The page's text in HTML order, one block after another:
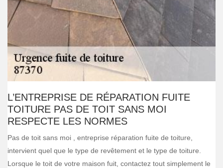
L’ENTREPRISE DE RÉPARATION FUITE
TOITURE PAS DE TOIT SANS MOI
RESPECTE LES NORMES
Pas de toit sans moi , entreprise réparation fuite de toiture,
intervient quel que le type de revêtement et le type de toiture.
Lorsque le toit de votre maison fuit, contactez tout simplement le